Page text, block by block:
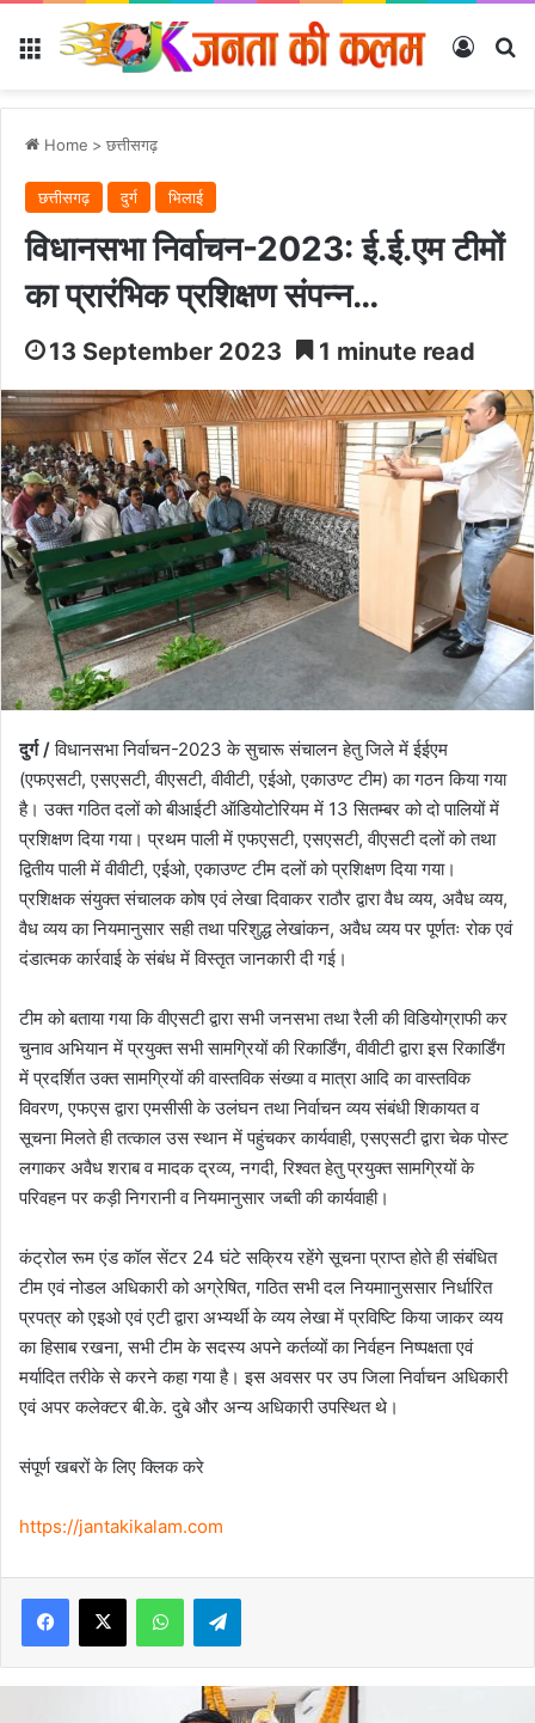
Menu Log In
Home > छत्तीसगढ़
छत्तीसगढ़ दुर्ग भिलाई
विधानसभा निर्वाचन-2023: ई.ई.एम टीमों
का प्रारंभिक प्रशिक्षण संपन्न…
13 September 2023 1 minute read
दुर्ग /विधानसभा निर्वाचन-2023 के सुचारू संचालन हेतु जिले में ईईएम
(एफएसटी, एसएसटी, वीएसटी, वीवीटी, एईओ, एकाउण्ट टीम) का गठन किया गया
है। उक्त गठित दलों को बीआईटी ऑडियोटोरियम में 13 सितम्बर को दो पालियों में
प्रशिक्षण दिया गया। प्रथम पाली में एफएसटी, एसएसटी, वीएसटी दलों को तथा
द्वितीय पाली में वीवीटी, एईओ, एकाउण्ट टीम दलों को प्रशिक्षण दिया गया।
प्रशिक्षक संयुक्त संचालक कोष एवं लेखा दिवाकर राठौर द्वारा वैध व्यय, अवैध व्यय,
वैध व्यय का नियमानुसार सही तथा परिशुद्ध लेखांकन, अवैध व्यय पर पूर्णतः रोक एवं
दंडात्मक कार्रवाई के संबंध में विस्तृत जानकारी दी गई।
टीम को बताया गया कि वीएसटी द्वारा सभी जनसभा तथा रैली की विडियोग्राफी कर
चुनाव अभियान में प्रयुक्त सभी सामग्रियों की रिकार्डिंग, वीवीटी द्वारा इस रिकार्डिंग
में प्रदर्शित उक्त सामग्रियों की वास्तविक संख्या व मात्रा आदि का वास्तविक
विवरण, एफएस द्वारा एमसीसी के उलंघन तथा निर्वाचन व्यय संबंधी शिकायत व
सूचना मिलते ही तत्काल उस स्थान में पहुंचकर कार्यवाही, एसएसटी द्वारा चेक पोस्ट
लगाकर अवैध शराब व मादक द्रव्य, नगदी, रिश्वत हेतु प्रयुक्त सामग्रियों के
परिवहन पर कड़ी निगरानी व नियमानुसार जब्ती की कार्यवाही।
कंट्रोल रूम एंड कॉल सेंटर 24 घंटे सक्रिय रहेंगे सूचना प्राप्त होते ही संबंधित
टीम एवं नोडल अधिकारी को अग्रेषित, गठित सभी दल नियमाानुससार निर्धारित
प्रपत्र को एइओ एवं एटी द्वारा अभ्यर्थी के व्यय लेखा में प्रविष्टि किया जाकर व्यय
का हिसाब रखना, सभी टीम के सदस्य अपने कर्तव्यों का निर्वहन निष्पक्षता एवं
मर्यादित तरीके से करने कहा गया है। इस अवसर पर उप जिला निर्वाचन अधिकारी
एवं अपर कलेक्टर बी.के. दुबे और अन्य अधिकारी उपस्थित थे।
संपूर्ण खबरों के लिए क्लिक करे
https://jantakikalam.com
Facebook
X WhatsAppTelegram